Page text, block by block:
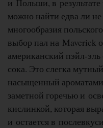
можно найти едва ли
многообразия
выбор пал на Maverick
американский пэйл-
сока. Это слегка
насыщенный
заметной горечью и
кислинкой, которая
и остается в